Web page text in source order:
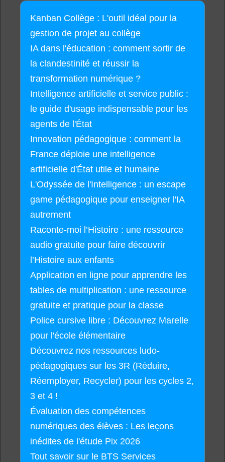
Kanban Collège : L'outil idéal pour la
gestion de projet au collège
IA dans l'éducation : comment sortir de
la clandestinité et réussir la
transformation numérique ?
Intelligence artificielle et service public :
le guide d'usage indispensable pour les
agents de l'État
Innovation pédagogique : comment la
France déploie une intelligence
artificielle d'État utile et humaine
L'Odyssée de l'Intelligence : un escape
game pédagogique pour enseigner l'IA
autrement
Raconte-moi l’Histoire : une ressource
audio gratuite pour faire découvrir
l’Histoire aux enfants
Application en ligne pour apprendre les
tables de multiplication : une ressource
gratuite et pratique pour la classe
Police cursive libre : Découvrez Marelle
pour l'école élémentaire
Découvrez nos ressources ludo-
pédagogiques sur les 3R (Réduire,
Réemployer, Recycler) pour les cycles 2,
3 et 4 !
Évaluation des compétences
numériques des élèves : Les leçons
inédites de l'étude Pix 2026
Tout savoir sur le BTS Services